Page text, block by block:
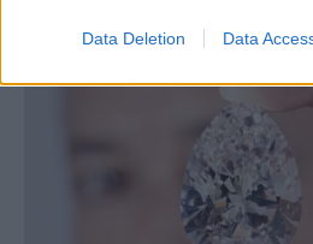
Data Deletion Data